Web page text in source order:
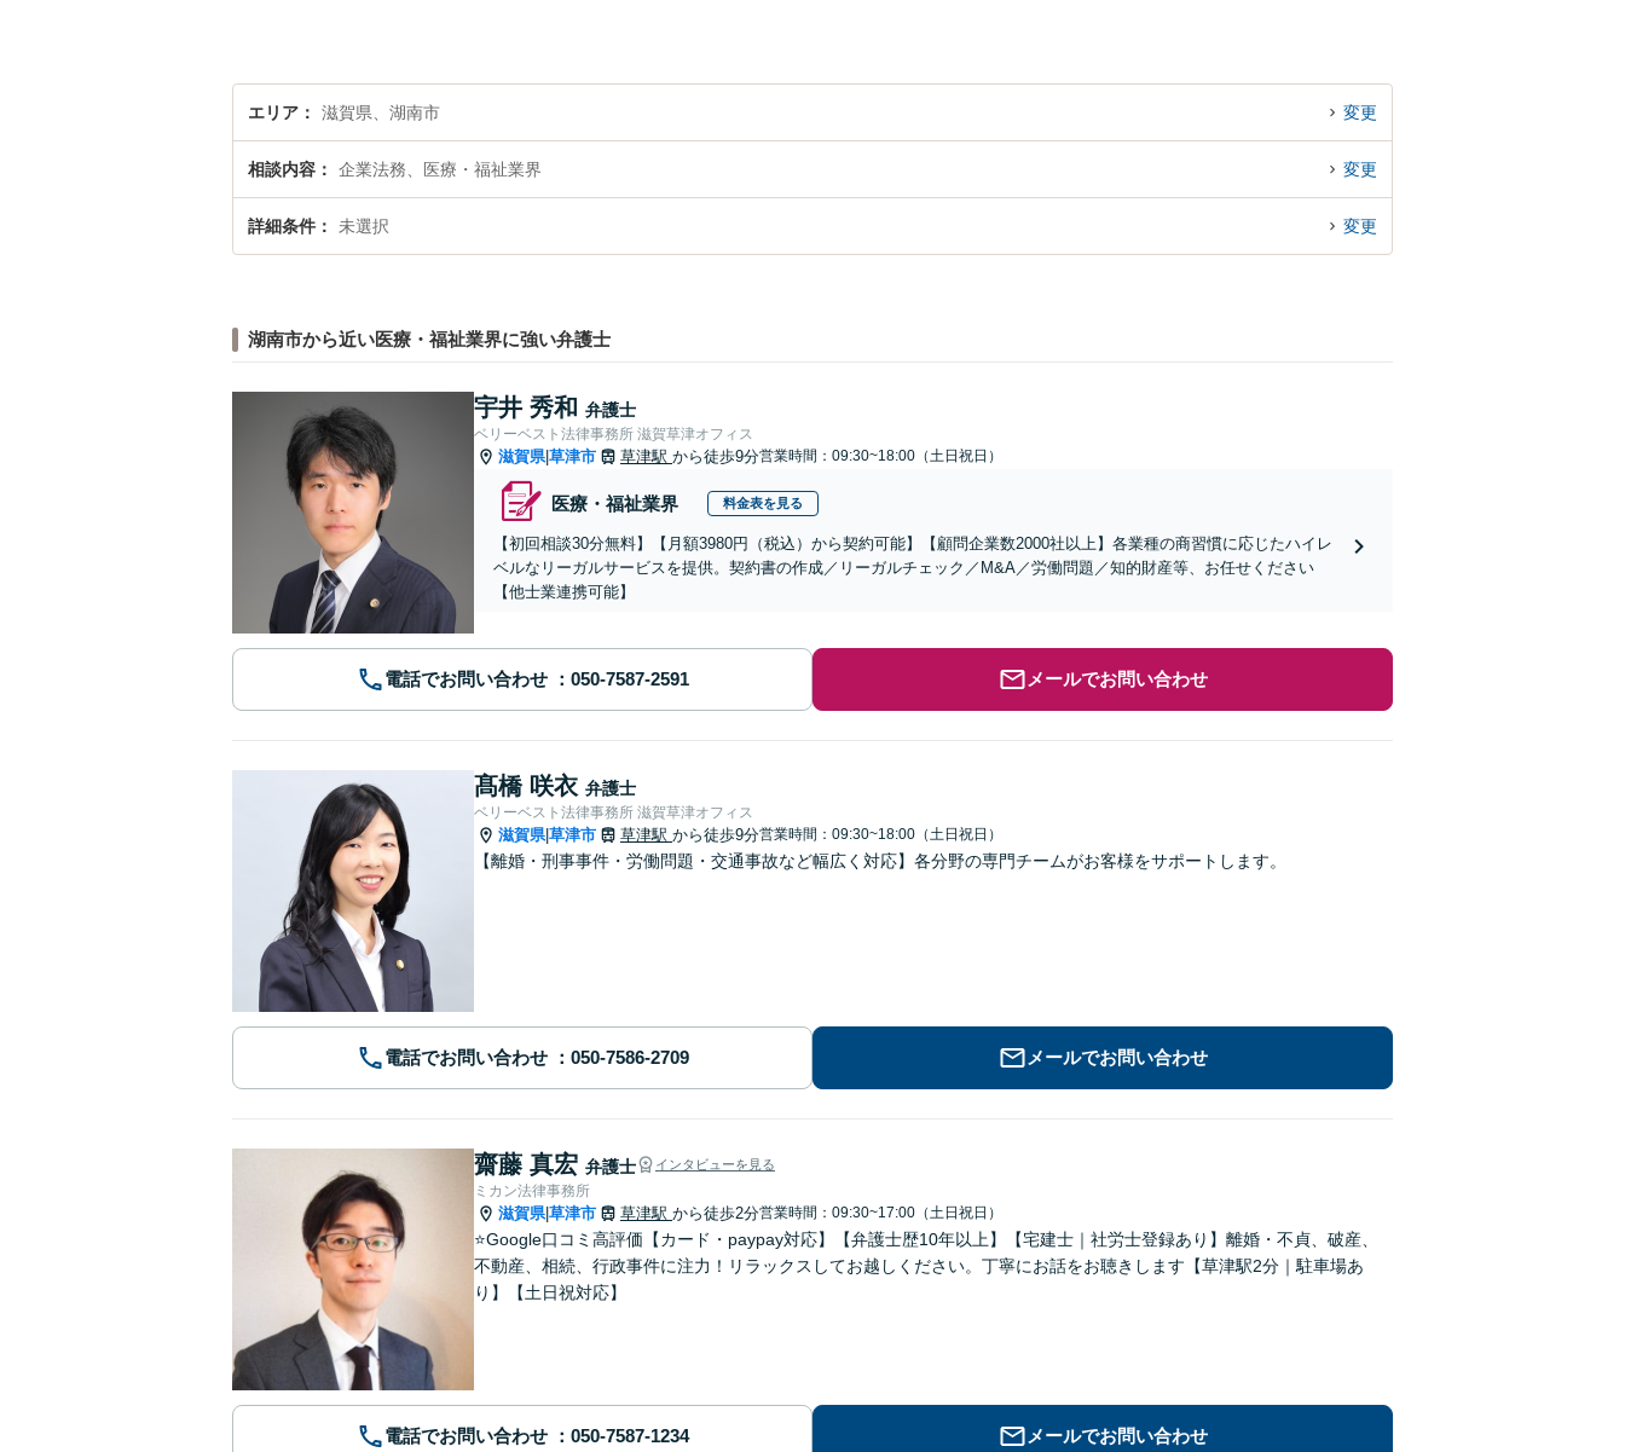
エリア 滋賀県、湖南市 変更
相談内容 企業法務、医療・福祉業界 変更
詳細条件 未選択 変更
湖南市から近い医療・福祉業界に強い弁護士
宇井 秀和 弁護士
ベリーベスト法律事務所 滋賀草津オフィス
滋賀県|草津市 草津駅 から徒歩9分営業時間：09:30~18:00（土日祝日）
医療・福祉業界 料金表を見る
【初回相談30分無料】【月額3980円（税込）から契約可能】【顧問企業数2000社以上】各業種の商習慣に応じたハイレ
ベルなリーガルサービスを提供。契約書の作成／リーガルチェック／M&A／労働問題／知的財産等、お任せください
【他士業連携可能】
電話でお問い合わせ メールでお問い合わせ
髙橋 咲衣 弁護士
ベリーベスト法律事務所 滋賀草津オフィス
滋賀県|草津市 草津駅 から徒歩9分営業時間：09:30~18:00（土日祝日）
【離婚・刑事事件・労働問題・交通事故など幅広く対応】各分野の専門チームがお客様をサポートします。
電話でお問い合わせ メールでお問い合わせ
齋藤 真宏 弁護士 インタビューを見る
ミカン法律事務所
滋賀県|草津市 草津駅 から徒歩2分営業時間：09:30~17:00（土日祝日）
⭐️Google口コミ高評価【カード・paypay対応】【弁護士歴10年以上】【宅建士｜社労士登録あり】離婚・不貞、破産、
不動産、相続、行政事件に注力！リラックスしてお越しください。丁寧にお話をお聴きします【草津駅2分｜駐車場あ
り】【土日祝対応】
電話でお問い合わせ メールでお問い合わせ